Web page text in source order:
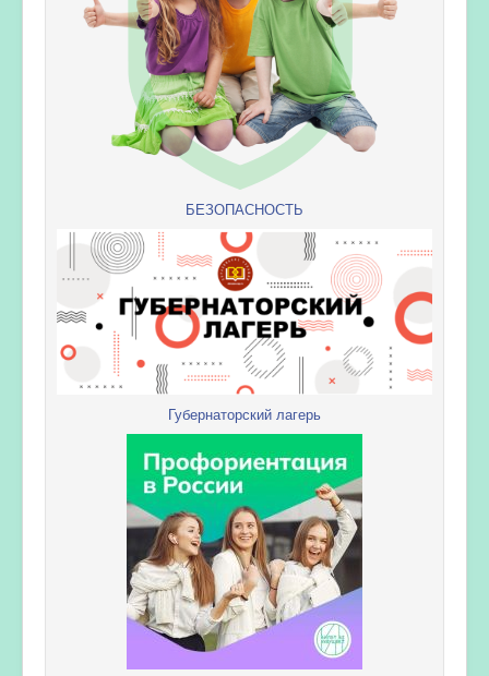
БЕЗОПАСНОСТЬ
Губернаторский лагерь